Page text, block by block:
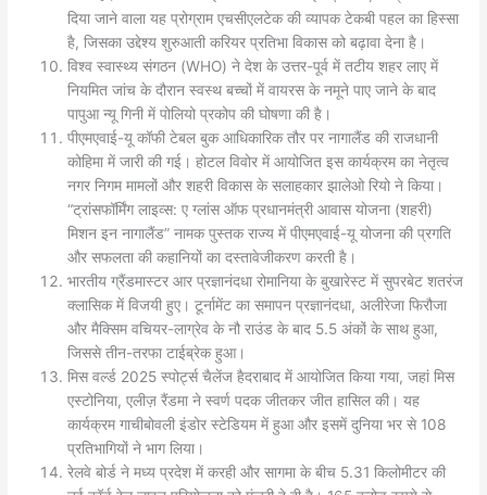
दिया जाने वाला यह प्रोग्राम एचसीएलटेक की व्यापक टेकबी पहल का हिस्सा
है, जिसका उद्देश्य शुरुआती करियर प्रतिभा विकास को बढ़ावा देना है।
विश्व स्वास्थ्य संगठन (WHO) ने देश के उत्तर-पूर्व में तटीय शहर लाए में
नियमित जांच के दौरान स्वस्थ बच्चों में वायरस के नमूने पाए जाने के बाद
पापुआ न्यू गिनी में पोलियो प्रकोप की घोषणा की है।
पीएमएवाई-यू कॉफी टेबल बुक आधिकारिक तौर पर नागालैंड की राजधानी
कोहिमा में जारी की गई। होटल विवोर में आयोजित इस कार्यक्रम का नेतृत्व
नगर निगम मामलों और शहरी विकास के सलाहकार झालेओ रियो ने किया।
“ट्रांसफॉर्मिंग लाइव्स: ए ग्लांस ऑफ प्रधानमंत्री आवास योजना (शहरी)
मिशन इन नागालैंड” नामक पुस्तक राज्य में पीएमएवाई-यू योजना की प्रगति
और सफलता की कहानियों का दस्तावेजीकरण करती है।
भारतीय ग्रैंडमास्टर आर प्रज्ञानंदधा रोमानिया के बुखारेस्ट में सुपरबेट शतरंज
क्लासिक में विजयी हुए। टूर्नामेंट का समापन प्रज्ञानंदधा, अलीरेजा फिरौजा
और मैक्सिम वचियर-लाग्रेव के नौ राउंड के बाद 5.5 अंकों के साथ हुआ,
जिससे तीन-तरफा टाईब्रेक हुआ।
मिस वर्ल्ड 2025 स्पोर्ट्स चैलेंज हैदराबाद में आयोजित किया गया, जहां मिस
एस्टोनिया, एलीज़ रैंडमा ने स्वर्ण पदक जीतकर जीत हासिल की। यह
कार्यक्रम गाचीबोवली इंडोर स्टेडियम में हुआ और इसमें दुनिया भर से 108
प्रतिभागियों ने भाग लिया।
रेलवे बोर्ड ने मध्य प्रदेश में करही और सागमा के बीच 5.31 किलोमीटर की